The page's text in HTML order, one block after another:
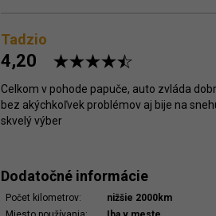
Tadzio
4,20
Celkom v pohode papuče, auto zvláda
bez akýchkoľvek problémov aj bije na
skvelý výber
Dodatočné informácie
Počet kilometrov:
nižšie 2000km